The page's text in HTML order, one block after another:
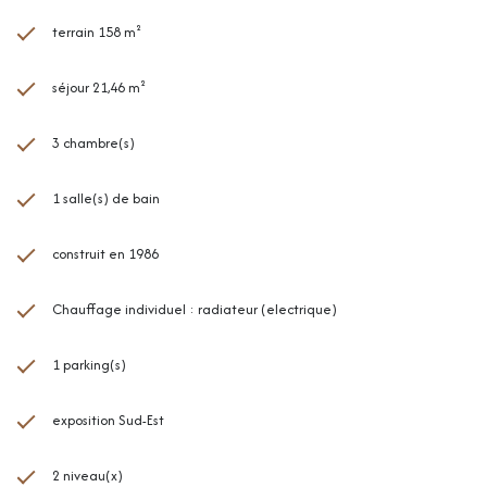
terrain 158 m²
séjour 21,46 m²
3 chambre(s)
1 salle(s) de bain
construit en 1986
Chauffage individuel : radiateur (electrique)
1 parking(s)
exposition Sud-Est
2 niveau(x)